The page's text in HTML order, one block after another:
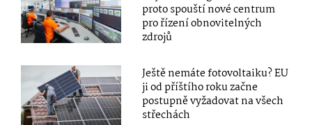
proto spouští nové centrum
pro řízení obnovitelných
zdrojů
Ještě nemáte fotovoltaiku? EU
ji od příštího roku začne
postupně vyžadovat na všech
střechách